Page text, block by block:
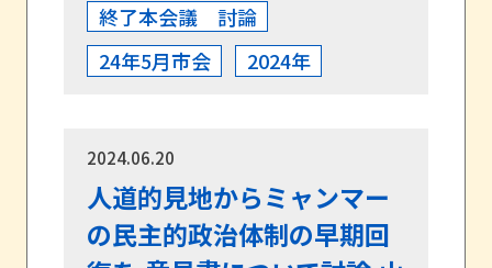
終了本会議 討論
24年5月市会
2024年
2024.06.20
人道的見地からミャンマー
の民主的政治体制の早期回